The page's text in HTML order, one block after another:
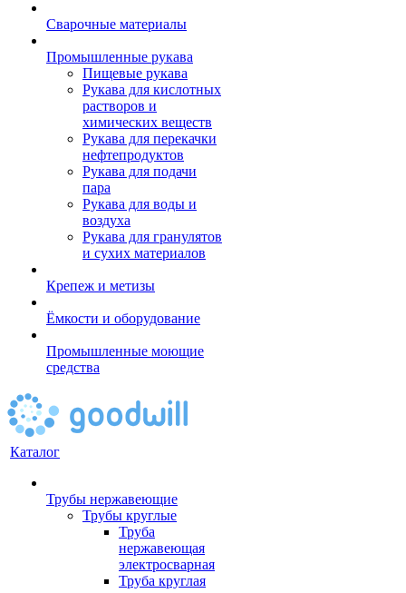
Сварочные материалы
Промышленные рукава
Пищевые рукава
Рукава для кислотных
растворов и
химических веществ
Рукава для перекачки
нефтепродуктов
Рукава для подачи
пара
Рукава для воды и
воздуха
Рукава для гранулятов
и сухих материалов
Крепеж и метизы
Ёмкости и оборудование
Промышленные моющие
средства
Каталог
Трубы нержавеющие
Трубы круглые
Труба
нержавеющая
электросварная
Труба круглая